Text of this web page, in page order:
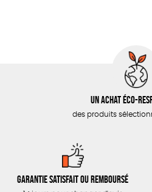
Un achat éco-
des produits
Garantie satisfait ou remboursé